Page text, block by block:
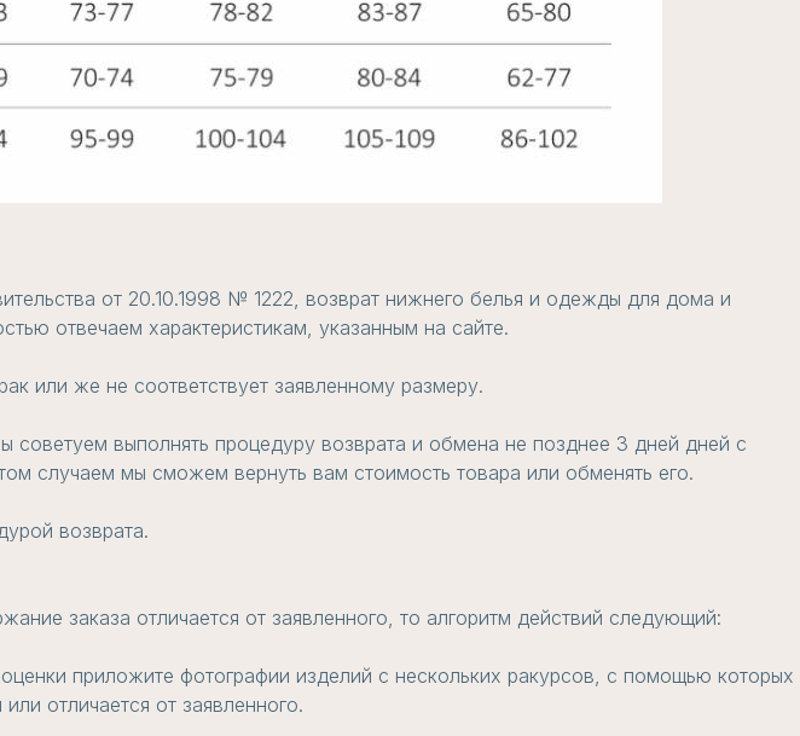
от 20.10.1998 № 1222, возврат нижнего белья и одежды для дома и
отвечаем характеристикам, указанным на сайте.
или же не соответствует заявленному размеру.
выполнять процедуру возврата и обмена не позднее 3 дней дней с
случаем мы сможем вернуть вам стоимость товара или обменять его.
возврата.
заказа отличается от заявленного, то алгоритм действий следующий:
приложите фотографии изделий с нескольких ракурсов, с помощью которых
отличается от заявленного.